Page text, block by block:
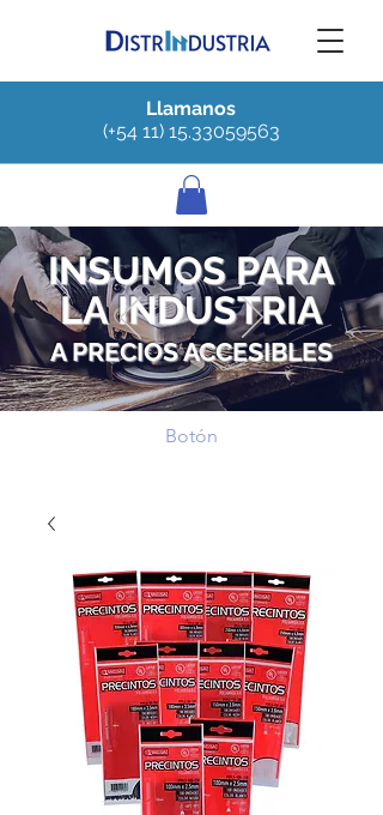
Llamanos
(+54 11) 15.33059563
INSUMOS PARA
LA INDUSTRIA
A PRECIOS ACCESIBLES
Botón